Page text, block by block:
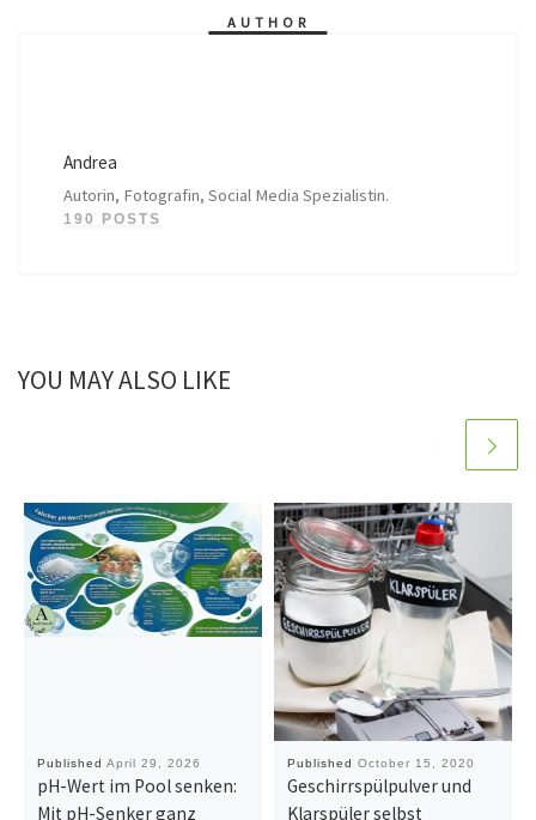
AUTHOR
Andrea
Autorin, Fotografin, Social Media Spezialistin.
190 POSTS
YOU MAY ALSO LIKE
PublishedApril 29, 2026
pH-Wert im Pool senken:
Mit pH-Senker ganz
PublishedOctober 15, 2020
Geschirrspülpulver und
Klarspüler selbst